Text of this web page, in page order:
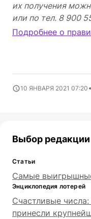
их получения
или по тел. 8 900
Подробнее о
10 ЯНВАРЯ 2021 07:20
Выбор редакции
Статьи
Самые
Энциклопедия лотерей
Счастливые
принесли